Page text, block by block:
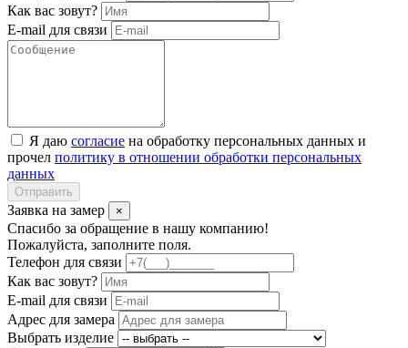
Как вас зовут?
E-mail для связи
Я даю согласие на обработку персональных данных и
прочел политику в отношении обработки персональных
данных
Отправить
Заявка на замер ×
Спасибо за обращение в нашу компанию!
Пожалуйста, заполните поля.
Телефон для связи
Как вас зовут?
E-mail для связи
Адрес для замера
Выбрать изделие